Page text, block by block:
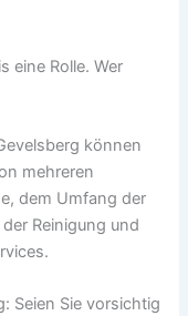
eine Rolle. Wer
können
mehreren
dem Umfang der
Reinigung und
Seien Sie vorsichtig